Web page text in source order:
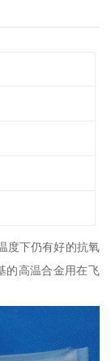
度下仍有好的抗氧
的高温合金用在飞